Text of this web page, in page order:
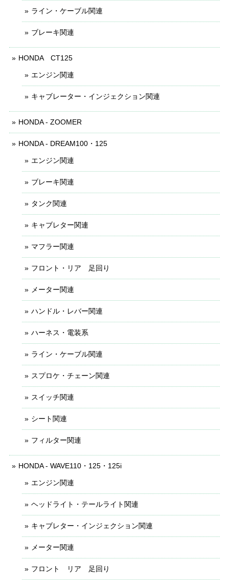
ライン・ケーブル関連
ブレーキ関連
HONDA CT125
エンジン関連
キャブレーター・インジェクション関連
HONDA - ZOOMER
HONDA - DREAM100・125
エンジン関連
ブレーキ関連
タンク関連
キャブレター関連
マフラー関連
フロント・リア 足回り
メーター関連
ハンドル・レバー関連
ハーネス・電装系
ライン・ケーブル関連
スプロケ・チェーン関連
スイッチ関連
シート関連
フィルター関連
HONDA - WAVE110・125・125i
エンジン関連
ヘッドライト・テールライト関連
キャブレター・インジェクション関連
メーター関連
フロント リア 足回り